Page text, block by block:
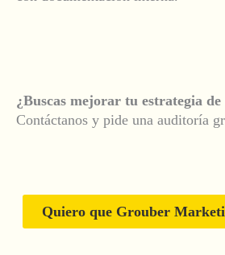
¿Buscas mejorar tu estrategia
Contáctanos y pide una auditoría
Quiero que Grouber